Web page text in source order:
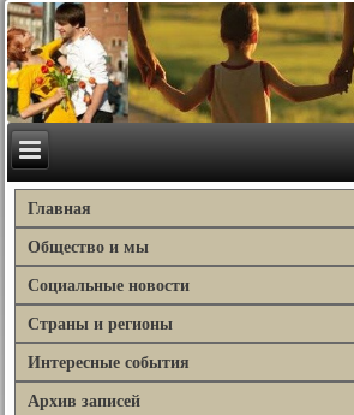
Главная
Общество и мы
Социальные новости
Страны и регионы
Интересные события
Архив записей